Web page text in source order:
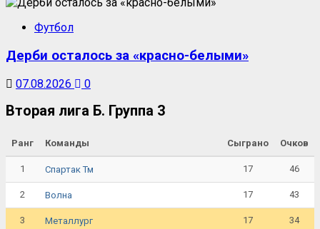
Футбол
Дерби осталось за «красно-белыми»
07.08.2026 0
Вторая лига Б. Группа 3
Ранг Команды Сыграно Очков
1 Спартак Тм 17 46
2 Волна 17 43
3 Металлург 17 34